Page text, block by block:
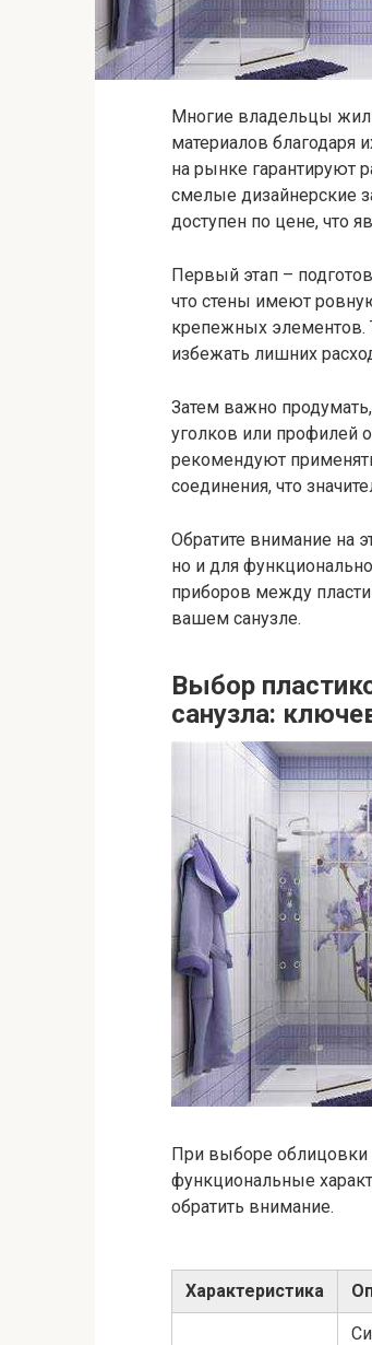
Многие владельцы
материалов благодаря
на рынке гарантируют
смелые дизайнерские
доступен по цене, что
Первый этап –
что стены имеют
крепежных
избежать лишних
Затем важно
уголков или профилей
рекомендуют
соединения, что
Обратите внимание на
но и для
приборов между
вашем санузле.
Выбор
санузла:
При выборе облицовки
функциональные
обратить внимание.
Характеристика